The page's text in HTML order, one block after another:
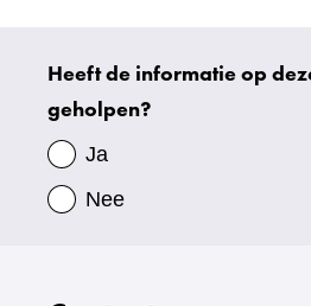
Uw
gegevens
Heeft de informatie op
geholpen?
Ja
Nee